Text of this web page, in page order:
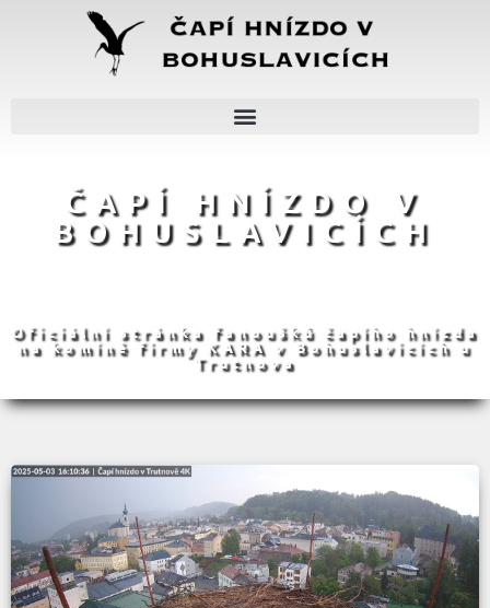
ČAPÍ HNÍZDO V
BOHUSLAVICÍCH
Oficiální stránka fanoušků čapího hnízda
na komíně firmy KARA v Bohuslavicích u
Trutnova